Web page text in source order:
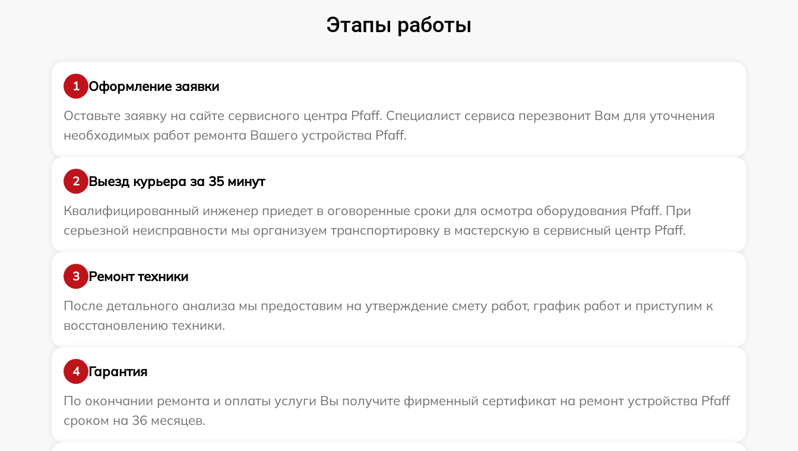
Этапы работы
1
Оформление заявки
Оставьте заявку на сайте сервисного центра Pfaff. Специалист сервиса перезвонит Вам для уточнения
необходимых работ ремонта Вашего устройства Pfaff.
2
Выезд курьера за 35 минут
Квалифицированный инженер приедет в оговоренные сроки для осмотра оборудования Pfaff. При
серьезной неисправности мы организуем транспортировку в мастерскую в сервисный центр Pfaff.
3
Ремонт техники
После детального анализа мы предоставим на утверждение смету работ, график работ и приступим к
восстановлению техники.
4
Гарантия
По окончании ремонта и оплаты услуги Вы получите фирменный сертификат на ремонт устройства Pfaff
сроком на 36 месяцев.